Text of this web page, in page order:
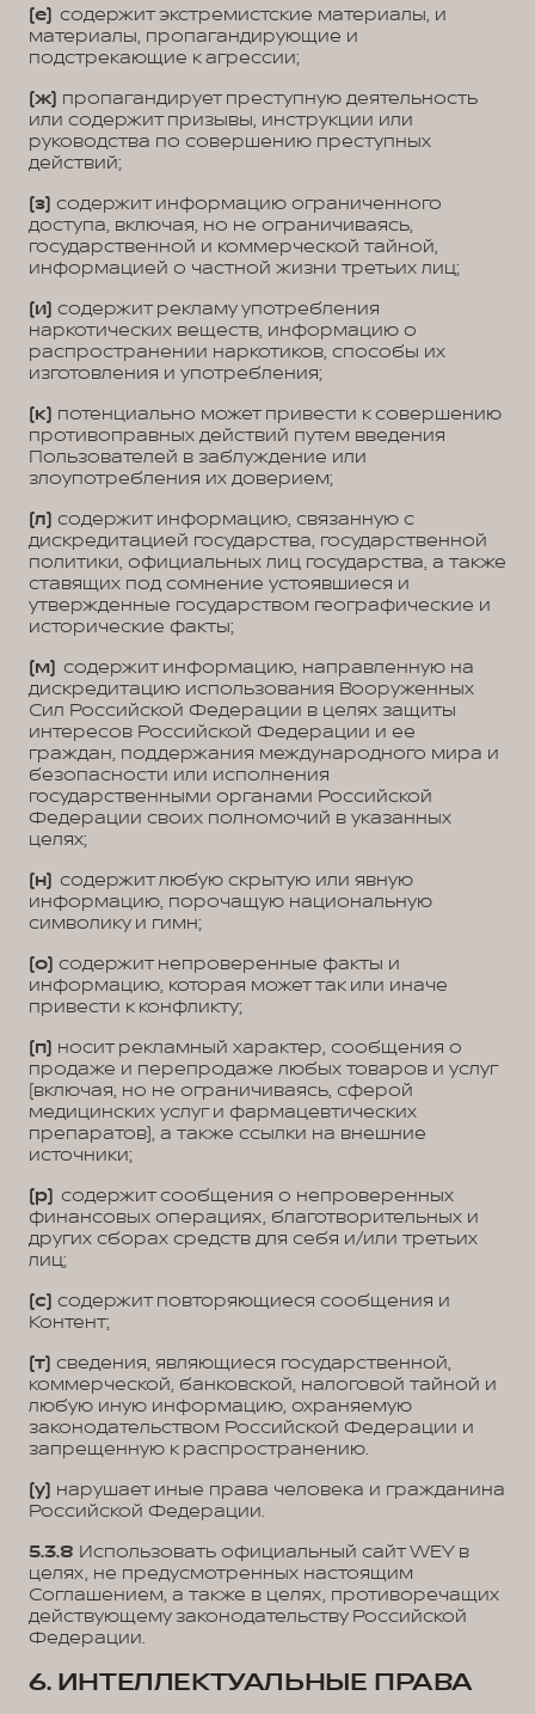
(е) содержит экстремистские материалы, и
материалы, пропагандирующие и
подстрекающие к агрессии;
(ж) пропагандирует преступную деятельность
или содержит призывы, инструкции или
руководства по совершению преступных
действий;
(з) содержит информацию ограниченного
доступа, включая, но не ограничиваясь,
государственной и коммерческой тайной,
информацией о частной жизни третьих лиц;
(и) содержит рекламу употребления
наркотических веществ, информацию о
распространении наркотиков, способы их
изготовления и употребления;
(к) потенциально может привести к совершению
противоправных действий путем введения
Пользователей в заблуждение или
злоупотребления их доверием;
(л) содержит информацию, связанную с
дискредитацией государства, государственной
политики, официальных лиц государства, а также
ставящих под сомнение устоявшиеся и
утвержденные государством географические и
исторические факты;
(м) содержит информацию, направленную на
дискредитацию использования Вооруженных
Сил Российской Федерации в целях защиты
интересов Российской Федерации и ее
граждан, поддержания международного мира и
безопасности или исполнения
государственными органами Российской
Федерации своих полномочий в указанных
целях;
(н) содержит любую скрытую или явную
информацию, порочащую национальную
символику и гимн;
(о) содержит непроверенные факты и
информацию, которая может так или иначе
привести к конфликту;
(п) носит рекламный характер, сообщения о
продаже и перепродаже любых товаров и услуг
(включая, но не ограничиваясь, сферой
медицинских услуг и фармацевтических
препаратов), а также ссылки на внешние
источники;
(р) содержит сообщения о непроверенных
финансовых операциях, благотворительных и
других сборах средств для себя и/или третьих
лиц;
(с) содержит повторяющиеся сообщения и
Контент;
(т) сведения, являющиеся государственной,
коммерческой, банковской, налоговой тайной и
любую иную информацию, охраняемую
законодательством Российской Федерации и
запрещенную к распространению.
(у) нарушает иные права человека и гражданина
Российской Федерации.
5.3.8 Использовать официальный сайт WEY в
целях, не предусмотренных настоящим
Соглашением, а также в целях, противоречащих
действующему законодательству Российской
Федерации.
6. ИНТЕЛЛЕКТУАЛЬНЫЕ ПРАВА